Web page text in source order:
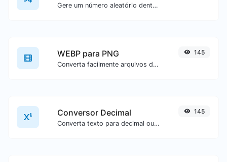
Gere um número aleatório dentro de um intervalo especificado.
WEBP para PNG
Converta facilmente arquivos de imagem WEBP para PNG.
145
Conversor Decimal
Converta texto para decimal ou vice-versa para qualquer entrada de texto.
145